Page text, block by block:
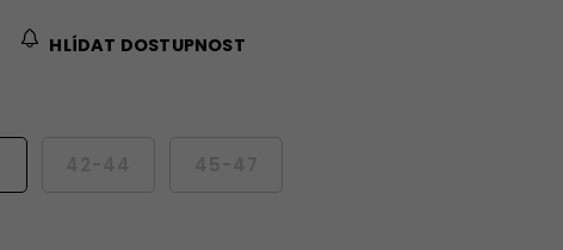
HLÍDAT DOSTUPNOST